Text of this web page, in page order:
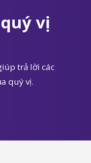
vị
trả lời các
quý vị.